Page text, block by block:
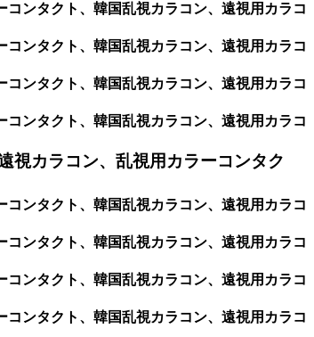
ンタクト、韓国乱視カラコン、遠視用カラコ
ンタクト、韓国乱視カラコン、遠視用カラコ
ンタクト、韓国乱視カラコン、遠視用カラコ
ンタクト、韓国乱視カラコン、遠視用カラコ
視カラコン、乱視用カラーコンタク
ンタクト、韓国乱視カラコン、遠視用カラコ
ンタクト、韓国乱視カラコン、遠視用カラコ
ンタクト、韓国乱視カラコン、遠視用カラコ
ンタクト、韓国乱視カラコン、遠視用カラコ